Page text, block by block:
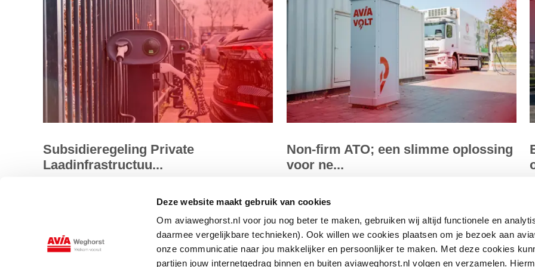
Deze website maakt gebruik van cookies
Om aviaweghorst.nl voor jou nog beter te maken, gebruiken wij altijd functionele en
daarmee vergelijkbare technieken). Ook willen we cookies plaatsen om je bezoek aan
onze communicatie naar jou makkelijker en persoonlijker te maken. Met deze cookies
partijen jouw internetgedrag binnen en buiten aviaweghorst.nl volgen en verzamelen.
Subsidieregeling Private
Laadinfrastructuu...
(SPRILA) Aanschaf is in 2025 opnieuw beschikbaar
Lees meer
Non-firm ATO; een slimme oplossing
voor ne...
elektriciteitsnet moet er flexibeler met de beschikbare
netcapaciteit worden omgegaan....
Lees meer